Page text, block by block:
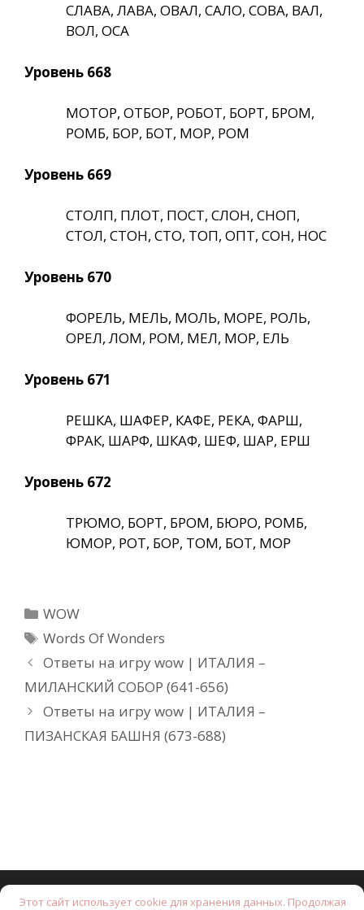
СЛАВА, ЛАВА, ОВАЛ, САЛО, СОВА, ВАЛ,
ВОЛ, ОСА
Уровень 668
МОТОР, ОТБОР, РОБОТ, БОРТ, БРОМ,
РОМБ, БОР, БОТ, МОР, РОМ
Уровень 669
СТОЛП, ПЛОТ, ПОСТ, СЛОН, СНОП,
СТОЛ, СТОН, СТО, ТОП, ОПТ, СОН, НОС
Уровень 670
ФОРЕЛЬ, МЕЛЬ, МОЛЬ, МОРЕ, РОЛЬ,
ОРЕЛ, ЛОМ, РОМ, МЕЛ, МОР, ЕЛЬ
Уровень 671
РЕШКА, ШАФЕР, КАФЕ, РЕКА, ФАРШ,
ФРАК, ШАРФ, ШКАФ, ШЕФ, ШАР, ЕРШ
Уровень 672
ТРЮМО, БОРТ, БРОМ, БЮРО, РОМБ,
ЮМОР, РОТ, БОР, ТОМ, БОТ, МОР
Рубрики
WOW
Метки
Words Of Wonders
Ответы на игру wow | ИТАЛИЯ –
МИЛАНСКИЙ СОБОР (641-656)
Ответы на игру wow | ИТАЛИЯ –
ПИЗАНСКАЯ БАШНЯ (673-688)
Этот сайт использует cookie для хранения данных. Продолжая